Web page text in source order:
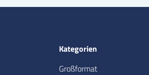
Kategorien
Großformat